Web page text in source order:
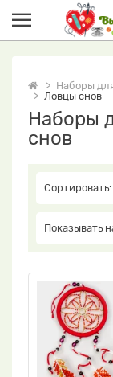
Наборы
Ловцы снов
Наборы
снов
Показывать